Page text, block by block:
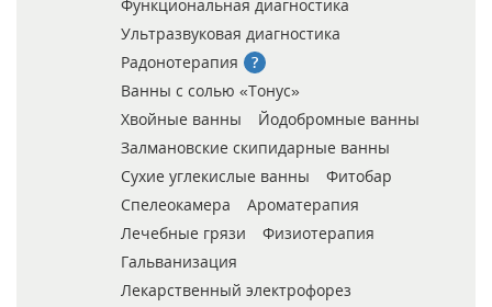
Функциональная диагностика
Ультразвуковая диагностика
Радонотерапия
Ванны с солью «Тонус»
Хвойные ванны
Йодобромные ванны
Залмановские скипидарные ванны
Сухие углекислые ванны
Фитобар
Спелеокамера
Ароматерапия
Лечебные грязи
Физиотерапия
Гальванизация
Лекарственный электрофорез